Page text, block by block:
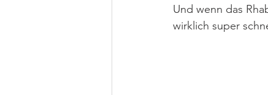
Und wenn das
wirklich super